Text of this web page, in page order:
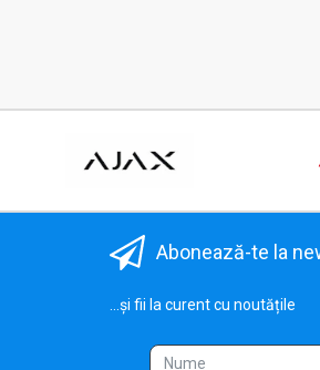
Abonează-te la
...și fii la curent cu noutățile